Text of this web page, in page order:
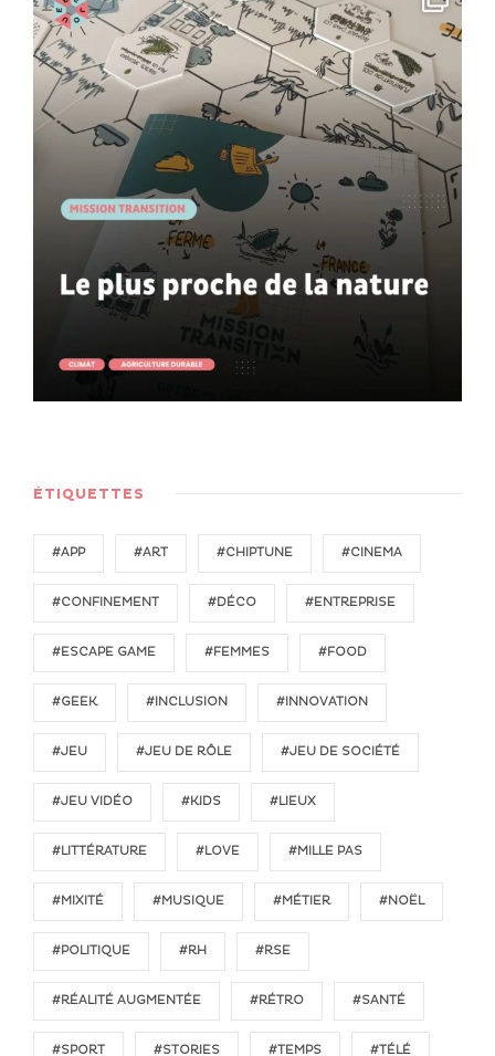
ÉTIQUETTES
#APP #ART #CHIPTUNE #CINEMA
#CONFINEMENT #DÉCO #ENTREPRISE
#ESCAPE GAME #FEMMES #FOOD
#GEEK #INCLUSION #INNOVATION
#JEU #JEU DE RÔLE #JEU DE SOCIÉTÉ
#JEU VIDÉO #KIDS #LIEUX
#LITTÉRATURE #LOVE #MILLE PAS
#MIXITÉ #MUSIQUE #MÉTIER #NOËL
#POLITIQUE #RH #RSE
#RÉALITÉ AUGMENTÉE #RÉTRO #SANTÉ
#SPORT #STORIES #TEMPS #TÉLÉ